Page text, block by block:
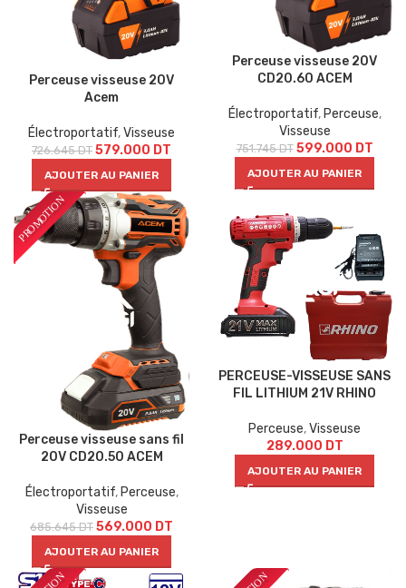
Perceuse visseuse 20V
Acem
Électroportatif,Visseuse
726.645DT 579.000 DT
AJOUTER AU PANIER
Perceuse visseuse 20V
CD20.60 ACEM
Électroportatif, Perceuse,
Visseuse
751.745DT 599.000 DT
AJOUTER AU PANIER
Perceuse visseuse sans fil
20V CD20.50 ACEM
Électroportatif, Perceuse,
Visseuse
685.645DT 569.000 DT
AJOUTER AU PANIER
PERCEUSE-VISSEUSE SANS
FIL LITHIUM 21V RHINO
Perceuse,Visseuse
289.000 DT
AJOUTER AU PANIER